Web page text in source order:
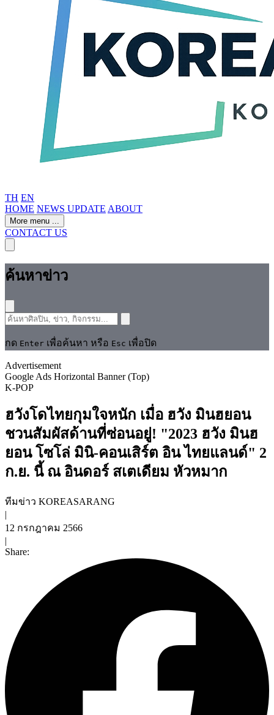
TH EN
HOME NEWS UPDATE ABOUT
More menu ...
CONTACT US
ค้นหาข่าว
กด Enter เพื่อค้นหา หรือ Esc เพื่อปิด
Advertisement
Google Ads Horizontal Banner (Top)
K-POP
ฮวังโดไทยกุมใจหนัก เมื่อ ฮวัง มินฮยอน
ชวนสัมผัสด้านที่ซ่อนอยู่! "2023 ฮวัง มินฮ
ยอน โซโล่ มินิ-คอนเสิร์ต อิน ไทยแลนด์" 2
ก.ย. นี้ ณ อินดอร์ สเตเดียม หัวหมาก
ทีมข่าว KOREASARANG
|
12 กรกฎาคม 2566
|
Share: